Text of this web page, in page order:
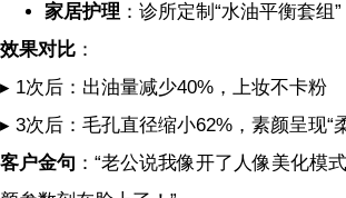
家居护理 ：诊所定制“水油平衡套组”
效果对比 ：
▸ 1次后：出油量减少40%，上妆不卡粉
▸ 3次后：毛孔直径缩小62%，素颜呈现“
客户金句 ：“老公说我像开了人像美化模